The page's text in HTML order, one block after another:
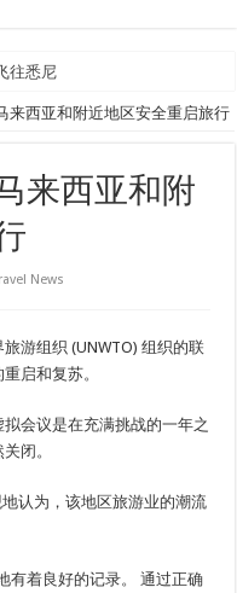
往悉尼
来西亚和附近地区安全重启旅行
来西亚和附
News
游组织 (UNWTO) 组织的联
启和复苏。
会议是在充满挑战的一年之
闭。
认为，该地区旅游业的潮流
有着良好的记录。 通过正确